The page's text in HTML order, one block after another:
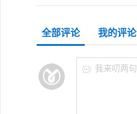
全部评论 我的评论
我来叨两句